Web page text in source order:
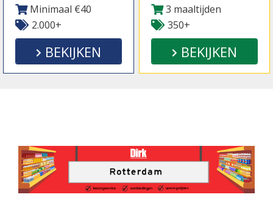
Minimaal €40
2.000+
BEKIJKEN
3 maaltijden
350+
BEKIJKEN